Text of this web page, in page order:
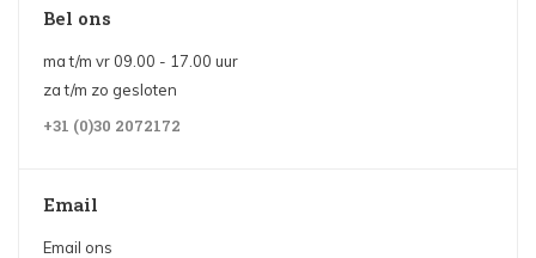
Bel ons
ma t/m vr 09.00 - 17.00 uur
za t/m zo gesloten
+31 (0)30 2072172
Email
Email ons